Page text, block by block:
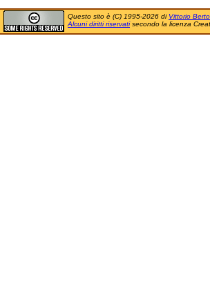
Questo sito è (C) 1995-2026 di Vittorio
Alcuni diritti riservatisecondo la licenza